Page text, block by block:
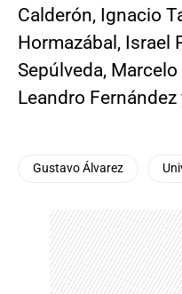
Calderón, Ignacio
Hormazábal, Israel
Sepúlveda,
Leandro
Gustavo Álvarez